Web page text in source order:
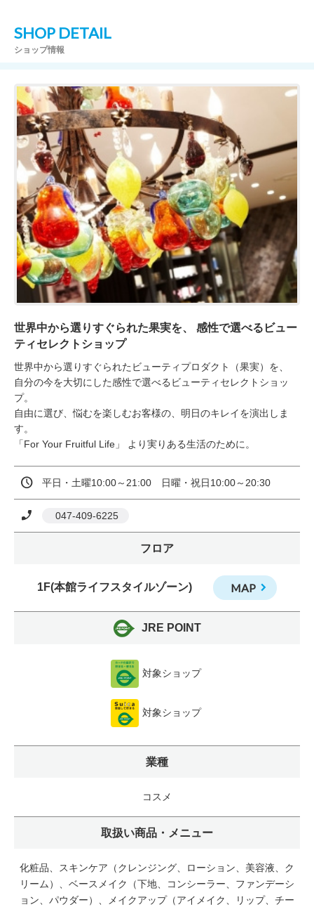
SHOP DETAIL
ショップ情報
世界中から選りすぐられた果実を、 感性で選べるビュー
ティセレクトショップ
世界中から選りすぐられたビューティプロダクト（果実）を、
自分の今を大切にした感性で選べるビューティセレクトショッ
プ。
自由に選び、悩むを楽しむお客様の、明日のキレイを演出しま
す。
「For Your Fruitful Life」 より実りある生活のために。
平日・土曜10:00～21:00　日曜・祝日10:00～20:30
047-409-6225
フロア
1F(本館ライフスタイルゾーン) MAP
JRE POINT
対象ショップ
対象ショップ
業種
コスメ
取扱い商品・メニュー
化粧品、スキンケア（クレンジング、ローション、美容液、ク
リーム）、ベースメイク（下地、コンシーラー、ファンデーシ
ョン、パウダー）、メイクアップ（アイメイク、リップ、チー